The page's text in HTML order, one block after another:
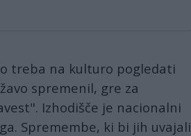
treba na kulturo pogledati
spremenil, gre za
Izhodišče je nacionalni
Spremembe, ki bi jih uvajali